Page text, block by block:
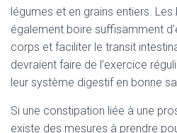
légumes et en grains entiers.
également boire suffisamment
corps et faciliter le transit
devraient faire de l’exercice
leur système digestif en bonne
Si une constipation liée à une
existe des mesures à prendre